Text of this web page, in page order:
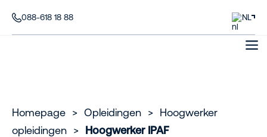
088-618 18 88 NL
Homepage > Opleidingen > Hoogwerker
opleidingen > Hoogwerker IPAF